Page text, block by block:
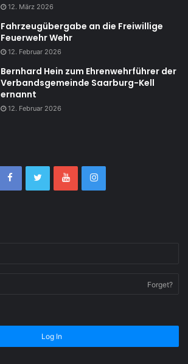
12. März 2026
Fahrzeugübergabe an die Freiwillige
Feuerwehr Wehr
12. Februar 2026
Bernhard Hein zum Ehrenwehrführer der
Verbandsgemeinde Saarburg-Kell
ernannt
12. Februar 2026
Forget?
Log In